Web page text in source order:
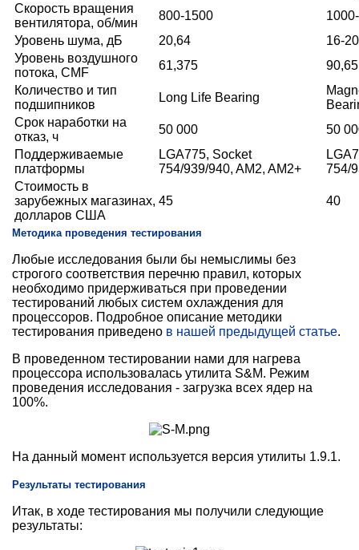
Скорость вращения
вентилятора, об/мин
800-1500
Уровень шума, дБ
20,64
16-20
Уровень воздушного
потока, CMF
61,375
90,65
Количество и тип
подшипников
Long Life Bearing
Срок наработки на
отказ, ч
50 000
50
Поддерживаемые
платформы
LGA775, Socket
754/939/940, AM2, AM2+
754/
Стоимость в
зарубежных магазинах,
долларов США
45 40
Методика проведения тестирования
Любые исследования были бы немыслимы без
строгого соответствия перечню правил, которых
необходимо придерживаться при проведении
тестирований любых систем охлаждения для
процессоров. Подробное описание методики
тестирования приведено в нашей предыдущей статье.
В проведенном тестировании нами для нагрева
процессора использовалась утилита S&M. Режим
проведения исследования - загрузка всех ядер на
100%.
На данный момент используется версия утилиты 1.9.1.
Результаты тестирования
Итак, в ходе тестирования мы получили следующие
результаты: